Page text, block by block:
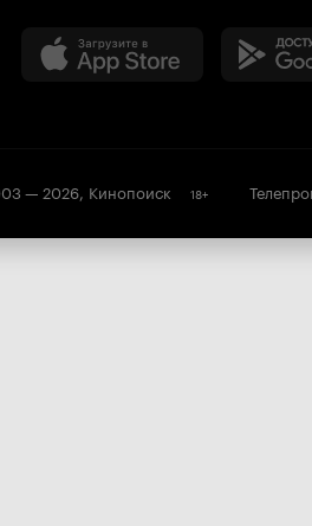
— 2026, Кинопоиск 18+